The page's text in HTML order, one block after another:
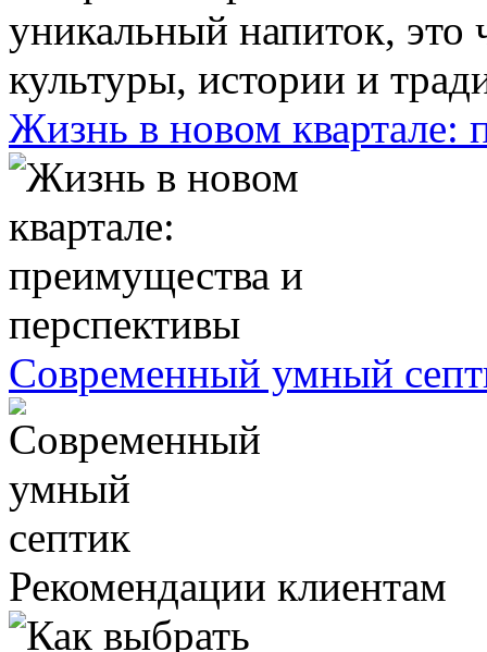
Жизнь в новом квартале:
Современный умный
Рекомендации клиентам